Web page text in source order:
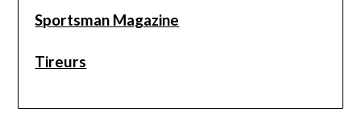
Sportsman Magazine
Tireurs